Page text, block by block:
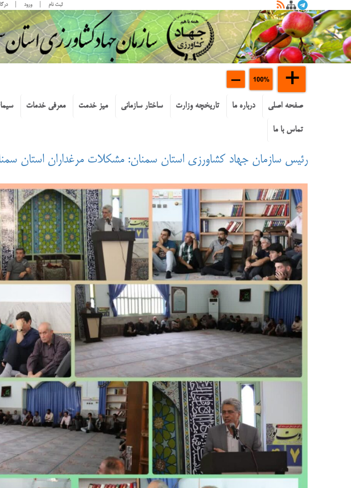
ثبت نام ورود
صفحه اصلی درباره ما تاریخچه وزارت ساختار سازمانی میز خدمت معرفی خدمات
تماس با ما
رئیس سازمان جهاد کشاورزی استان سمنان: مشکلات مرغداران استان